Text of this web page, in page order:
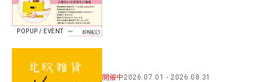
POPUP / EVENT
開催中2026.07.01 2026.08.31